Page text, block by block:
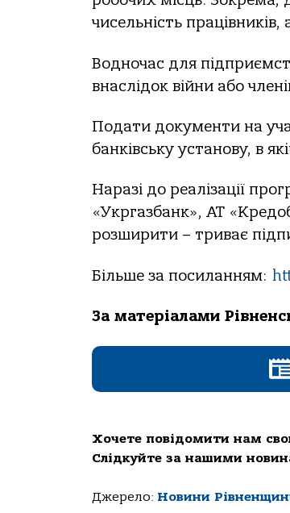
чисельність
Водночас для
внаслідок війни або
Подати документи на
банківську установу, в
Наразі до реалізації
«Укргазбанк», АТ
розширити – триває
Більше за посиланням:
За матеріалами
Хочете повідомити нам
Слідкуйте за нашими
Джерело: Новини